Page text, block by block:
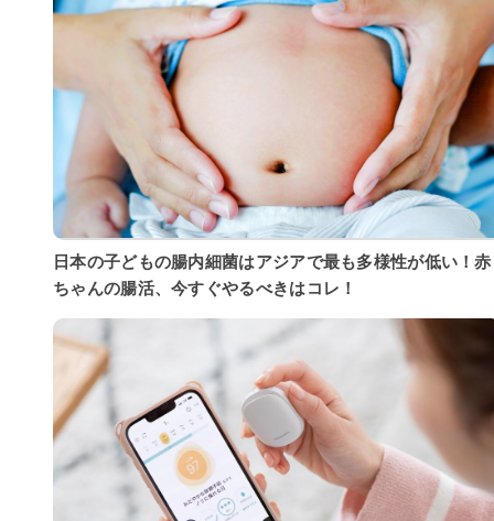
日本の子どもの腸内細菌はアジアで最も多様性が低い！赤
ちゃんの腸活、今すぐやるべきはコレ！